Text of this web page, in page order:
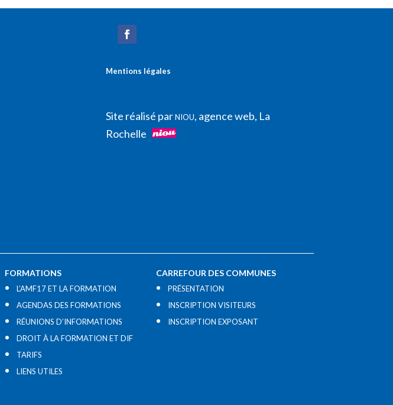
Mentions légales
Site réalisé parNIOU, agence web, La
Rochelle
FORMATIONS
L’AMF17 ET LA FORMATION
AGENDAS DES FORMATIONS
RÉUNIONS D’INFORMATIONS
DROIT À LA FORMATION ET DIF
TARIFS
LIENS UTILES​
CARREFOUR DES COMMUNES
PRÉSENTATION
INSCRIPTION VISITEURS
INSCRIPTION EXPOSANT